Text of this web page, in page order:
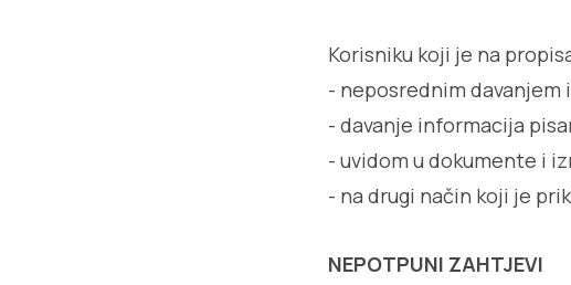
Korisniku koji je na
- neposrednim davanjem
- davanje informacija
- uvidom u dokumente i
- na drugi način koji je
NEPOTPUNI ZAHTJEVI